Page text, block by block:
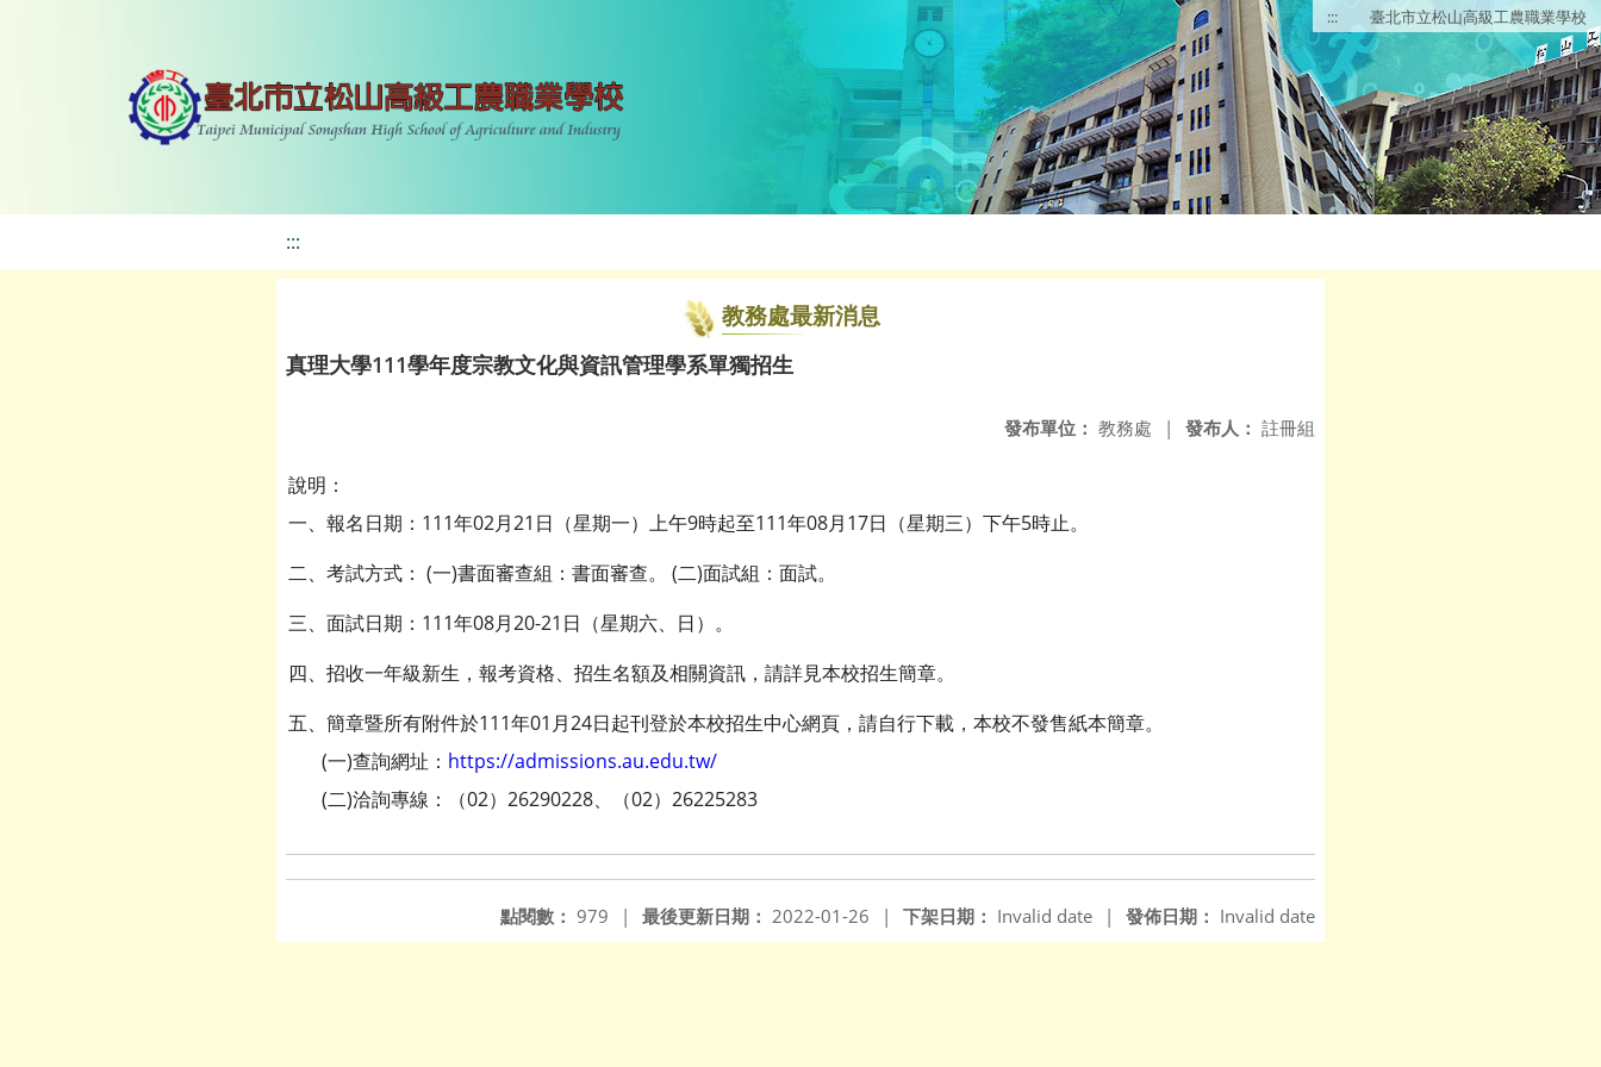
::: 臺北市立松山高級工農職業學校
:::
教務處最新消息
真理大學111學年度宗教文化與資訊管理學系單獨招生
發布人： 註冊組
發布單位： 教務處 |
說明：
一、報名日期：111年02月21日（星期一）上午9時起至111年08月17日（星期三）下午5時止。
二、考試方式： (一)書面審查組：書面審查。 (二)面試組：面試。
三、面試日期：111年08月20-21日（星期六、日）。
四、招收一年級新生，報考資格、招生名額及相關資訊，請詳見本校招生簡章。
五、簡章暨所有附件於111年01月24日起刊登於本校招生中心網頁，請自行下載，本校不發售紙本簡章。
(一)查詢網址： https://admissions.au.edu.tw/
(二)洽詢專線：（02）26290228、（02）26225283
發佈日期： Invalid date
下架日期： Invalid date |
最後更新日期： 2022-01-26 |
點閱數： 979 |